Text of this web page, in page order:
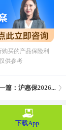
买的产品保险利
供参考
篇：沪惠保2026...
下载App